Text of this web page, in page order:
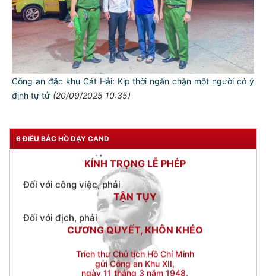
Công an đặc khu Cát Hải: Kịp thời ngăn chặn một người có ý
định tự tử (20/09/2025 10:35)
6 ĐIỀU BÁC HỒ DẠY CAND
Đối với tự mình, phải
CẦN, KIỆM, LIÊM, CHÍNH
Đối với đồng sự, phải
THÂN ÁI GIÚP ĐỠ
Đối với chính phủ, phải
TUYỆT ĐỐI TRUNG THÀNH
Đối với công việc, phải
TẬN TỤY
CƯƠNG QUYẾT, KHÔN KHÉO
Trích thư Chủ tịch Hồ Chí Minh
gửi Công an Khu XII,
ngày 11 tháng 3 năm 1948.